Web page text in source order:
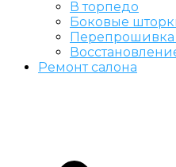
В торпедо
Боковые
Перепрошивка
Ремонт салона